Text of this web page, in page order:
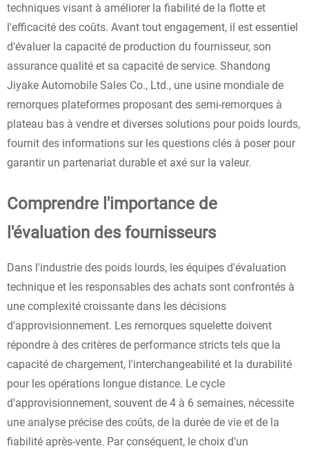
techniques visant à améliorer la fiabilité de la flotte et
l'efficacité des coûts. Avant tout engagement, il est essentiel
d'évaluer la capacité de production du fournisseur, son
assurance qualité et sa capacité de service. Shandong
Jiyake Automobile Sales Co., Ltd., une usine mondiale de
remorques plateformes proposant des semi-remorques à
plateau bas à vendre et diverses solutions pour poids lourds,
fournit des informations sur les questions clés à poser pour
garantir un partenariat durable et axé sur la valeur.
Comprendre l'importance de
l'évaluation des fournisseurs
Dans l'industrie des poids lourds, les équipes d'évaluation
technique et les responsables des achats sont confrontés à
une complexité croissante dans les décisions
d'approvisionnement. Les remorques squelette doivent
répondre à des critères de performance stricts tels que la
capacité de chargement, l'interchangeabilité et la durabilité
pour les opérations longue distance. Le cycle
d'approvisionnement, souvent de 4 à 6 semaines, nécessite
une analyse précise des coûts, de la durée de vie et de la
fiabilité après-vente. Par conséquent, le choix d'un